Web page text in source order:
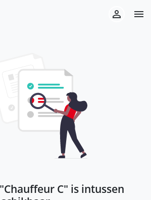
Chauffeur C" is intussen